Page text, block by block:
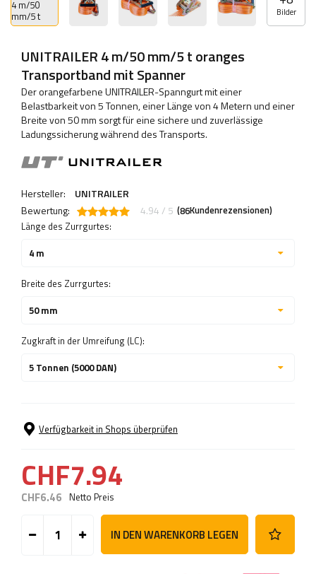
Bilder
UNITRAILER 4 m/50 mm/5 t oranges
Transportband mit Spanner
Der orangefarbene UNITRAILER-Spanngurt mit einer
Belastbarkeit von 5 Tonnen, einer Länge von 4 Metern und einer
Breite von 50 mm sorgt für eine sichere und zuverlässige
Ladungssicherung während des Transports.
Hersteller:
UNITRAILER
Bewertung:
4.94 / 5 (86Kundenrezensionen)
Länge des Zurrgurtes:
4 m
Breite des Zurrgurtes:
50 mm
Zugkraft in der Umreifung (LC):
5 Tonnen (5000 DAN)
Verfügbarkeit in Shops überprüfen
CHF7.94
CHF6.46 Netto Preis
IN DEN WARENKORB LEGEN